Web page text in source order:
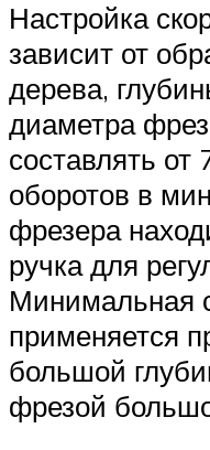
Настройка
зависит от
дерева,
диаметра
составлять
оборотов в
фрезера
ручка для
Минимальная
применяется
большой
фрезой